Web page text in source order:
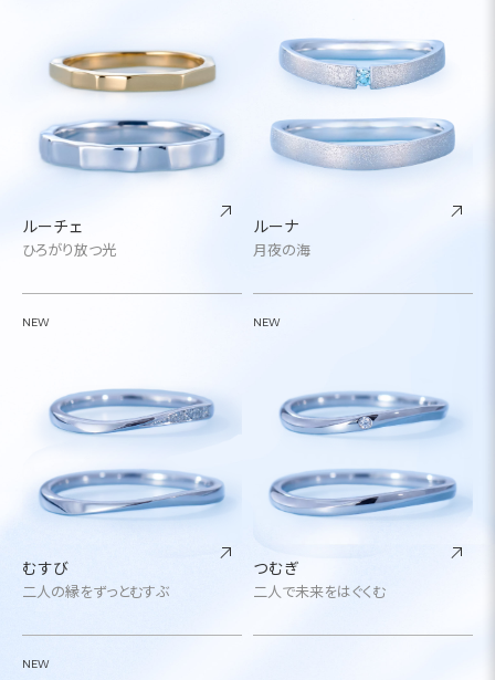
ルーチェ
ひろがり放つ光
ルーナ
月夜の海
むすび
二人の縁をずっとむすぶ
NEW
つむぎ
二人で未来をはぐくむ
NEW
NEW